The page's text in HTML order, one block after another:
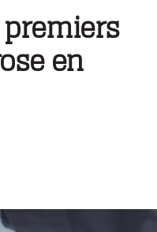
premiers
en